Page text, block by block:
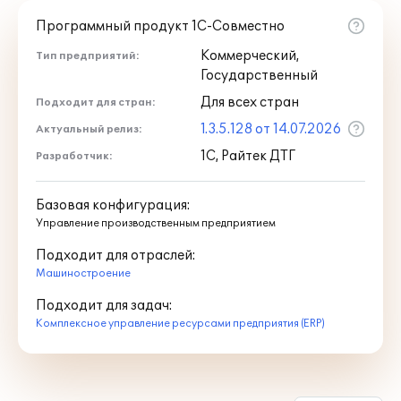
Ресурсная спецификация содержит
перечень материалов и других
производстве изделия. Все описания
материалов, полуфабрикатов,
комплектующих и готовых изделий
хранятся в информационной базе, что
Программный продукт 1С-Совместно
Тип предприятий:
Коммерческий,
Государственный
Подходит для стран: Для всех стран
Актуальный релиз: 1.3.5.128 от 14.07.2026
Разработчик: 1С, Райтек ДТГ
Базовая конфигурация:
Управление производственным предприятием
Подходит для отраслей:
Машиностроение
Подходит для задач:
Комплексное управление ресурсами предприятия (ERP)